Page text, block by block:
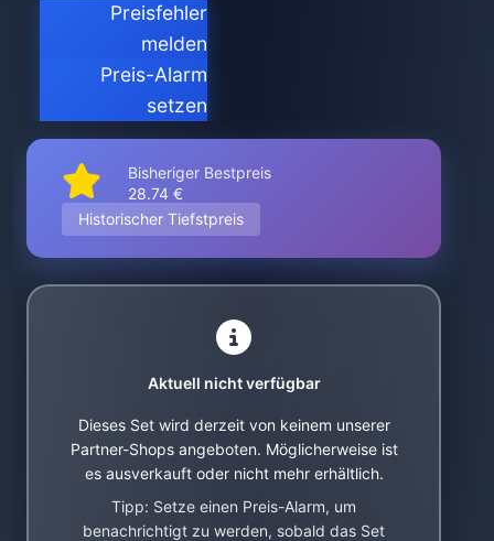
Preisfehler
melden
Preis-Alarm
setzen
Bisheriger Bestpreis
28.74 €
Historischer Tiefstpreis
Aktuell nicht verfügbar
Dieses Set wird derzeit von keinem unserer
Partner-Shops angeboten. Möglicherweise ist
es ausverkauft oder nicht mehr erhältlich.
Tipp: Setze einen Preis-Alarm, um
benachrichtigt zu werden, sobald das Set